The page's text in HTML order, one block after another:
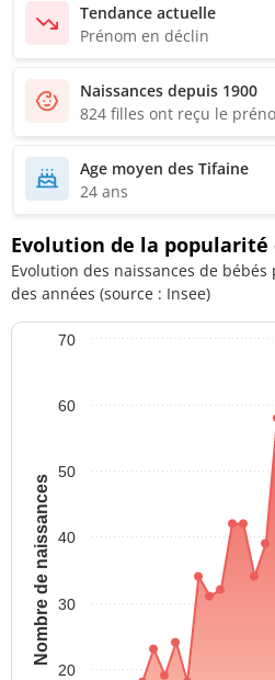
Tendance actuelle
Prénom en déclin
Naissances depuis 1900
824 filles ont reçu le
Age moyen des Tifaine
24 ans
Evolution de la
Evolution des naissances de
des années (source : Insee)
Nombre de naissances
20
30
40
50
60
70